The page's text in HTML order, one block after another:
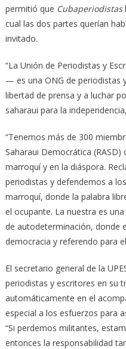
permitió que Cubaperiodistas
cual las dos partes querían
invitado.
“La Unión de Periodistas y
— es una ONG de periodistas
libertad de prensa y a luchar
saharaui para la
“Tenemos más de 300
Saharaui Democrática
marroquí y en la diáspora.
periodistas y defendemos a
marroquí, donde la palabra
el ocupante. La nuestra es
de autodeterminación, donde
democracia y referendo para
El secretario general de la
periodistas y escritores en su
automáticamente en el
especial a los esfuerzos para
“Si perdemos militantes,
entonces la responsabilidad